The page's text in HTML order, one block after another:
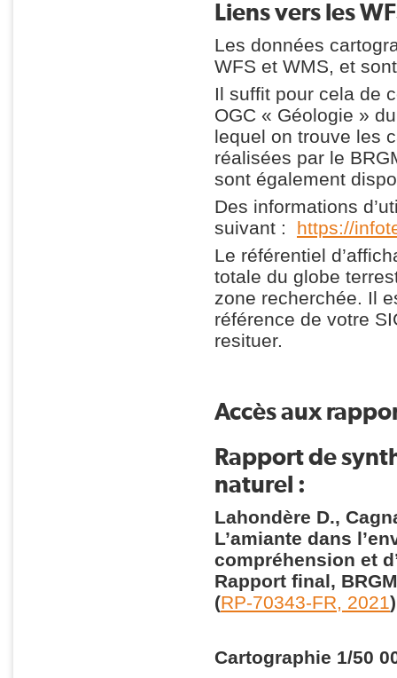
Liens vers les
Les données
WFS et WMS, et
Il suffit pour cela de
OGC « Géologie »
lequel on trouve les
réalisées par le
sont également
Des informations
suivant : https://
Le référentiel
totale du globe
zone recherchée. Il
référence de votre
resituer.
Accès aux
Rapport de
naturel :
Lahondère D.,
L’amiante dans
compréhension et
Rapport final,
(RP-70343-FR, 2021)
Cartographie 1/50